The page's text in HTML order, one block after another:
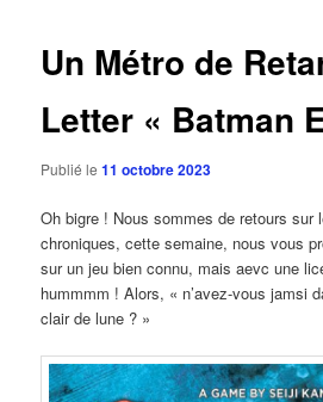
Un Métro de
Letter « Batman
Publié le11 octobre 2023
Oh bigre ! Nous sommes de retours sur
chroniques, cette semaine, nous vous
sur un jeu bien connu, mais aevc une
hummmm ! Alors, « n’avez-vous jamsi
clair de lune ? »